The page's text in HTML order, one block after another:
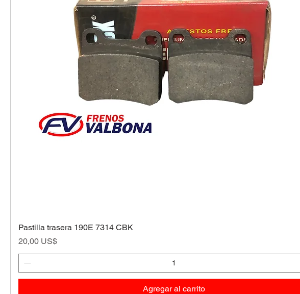
Pastilla trasera 190E 7314 CBK
Precio
20,00 US$
Agregar al carrito